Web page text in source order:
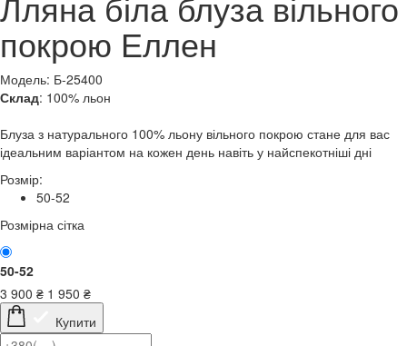
покрою Еллен
Модель: Б-25400
Склад: 100% льон
Блуза з натурального 100% льону вільного покрою стане для вас
ідеальним варіантом на кожен день навіть у найспекотніші дні
Розмір:
50-52
Розмірна сітка
50-52
3 900 ₴ 1 950 ₴
Купити